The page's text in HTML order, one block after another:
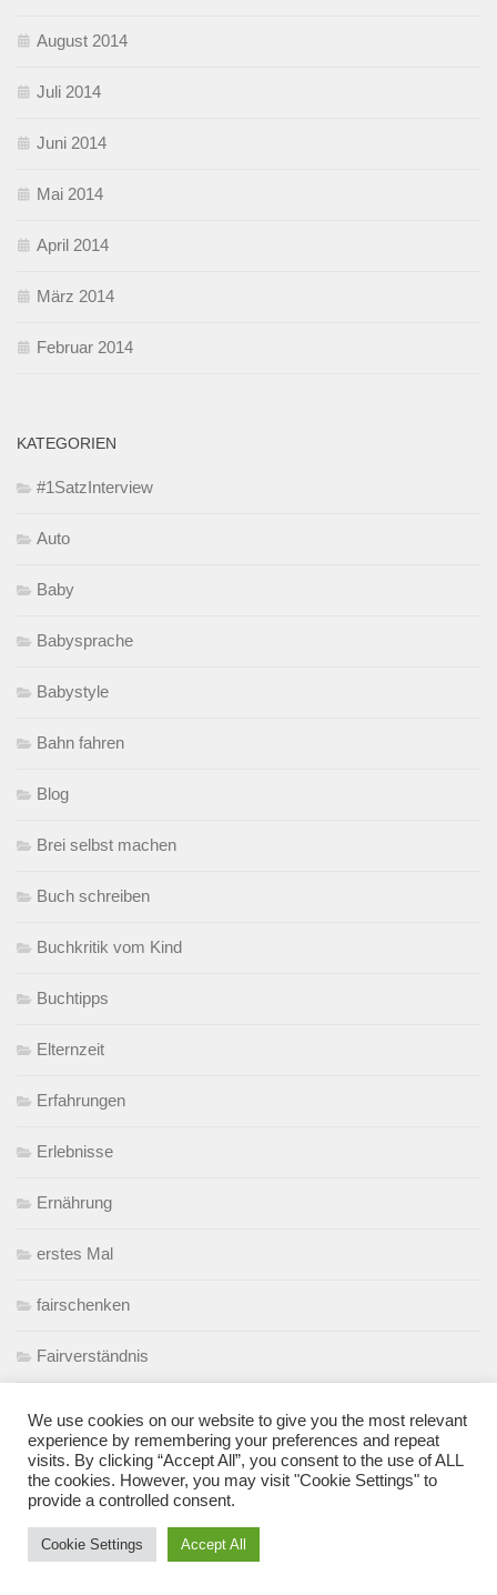
August 2014
Juli 2014
Juni 2014
Mai 2014
April 2014
März 2014
Februar 2014
KATEGORIEN
#1SatzInterview
Auto
Baby
Babysprache
Babystyle
Bahn fahren
Blog
Brei selbst machen
Buch schreiben
Buchkritik vom Kind
Buchtipps
Elternzeit
Erfahrungen
Erlebnisse
Ernährung
erstes Mal
fairschenken
Fairverständnis
Farbe der Kindheit
Filmkritik
Fortbewegung
We use cookies on our website to give you the most relevant
experience by remembering your preferences and repeat
visits. By clicking “Accept All”, you consent to the use of ALL
the cookies. However, you may visit "Cookie Settings" to
provide a controlled consent.
Cookie Settings Accept All